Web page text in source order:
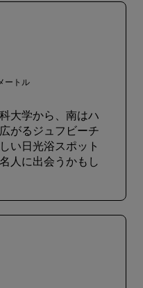
ートル
大学から、南はハ
がるジュフビーチ
い日光浴スポット
人に出会うかもし